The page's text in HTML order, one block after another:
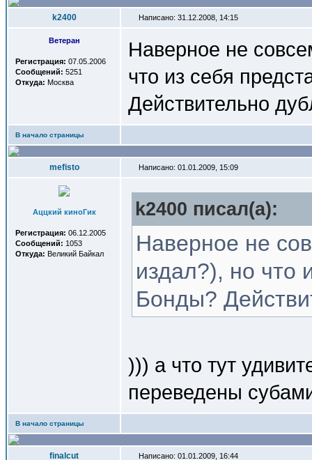
k2400 Написано: 31.12.2008, 14:15
Ветеран
Регистрация: 07.05.2006
Сообщений: 5251
Откуда: Москва
Наверное не
что из себя
Действительно
В начало страницы
mefisto Написано: 01.01.2009, 15:09
Аццкий киноГик
Регистрация: 06.12.2005
Сообщений: 1053
Откуда: Великий Байкал
k2400 писал(a):
Наверное не
издал?), но что
Бонды?
))) а что тут
переведены
В начало страницы
finalcut Написано: 01.01.2009, 16:44